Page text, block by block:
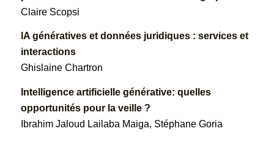
Claire Scopsi
lA génératives et données juridiques : services et
interactions
Ghislaine Chartron
Intelligence artificielle générative: quelles
opportunités pour la veille ?
Ibrahim Jaloud Lailaba Maiga, Stéphane Goria